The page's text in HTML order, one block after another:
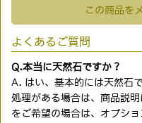
この商品を
よくあるご質問
Q.本当に天然石ですか？
A. はい、基本的には天然石
処理がある場合は、商品説
をご希望の場合は、オプシ